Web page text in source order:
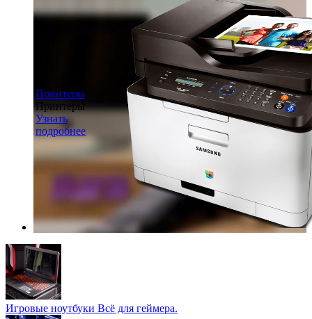
Принтеры
Принтеры
Узнать
подробнее
Игровые ноутбуки Всё для геймера.